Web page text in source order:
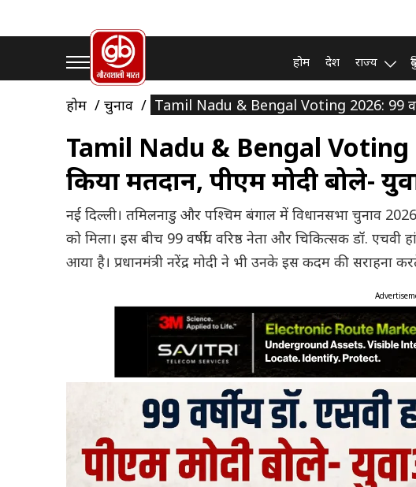
होम देश राज्य
होम चुनाव Tamil Nadu & Bengal Voting 2026: 99
Tamil Nadu & Bengal Voting
किया मतदान, पीएम मोदी बोले-
नई दिल्ली। तमिलनाडु और पश्चिम बंगाल में विधानसभा चुनाव
को मिला। इस बीच 99 वर्षीय वरिष्ठ नेता और चिकित्सक डॉ. एचवी
आया है। प्रधानमंत्री नरेंद्र मोदी ने भी उनके इस कदम की सराहना